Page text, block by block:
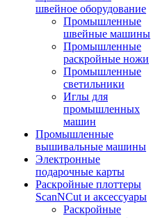
швейное оборудование
Промышленные
швейные машины
Промышленные
раскройные ножи
Промышленные
светильники
Иглы для
промышленных
машин
Промышленные
вышивальные машины
Электронные
подарочные карты
Раскройные плоттеры
ScanNCut и аксессуары
Раскройные